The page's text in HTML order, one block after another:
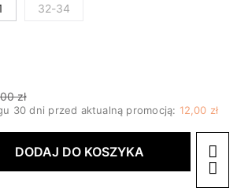
32-34
zł
30 dni przed aktualną promocją: 12,00 zł
DODAJ DO KOSZYKA